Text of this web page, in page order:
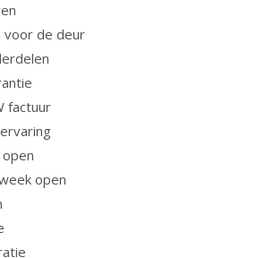
voor de deur
factuur
open